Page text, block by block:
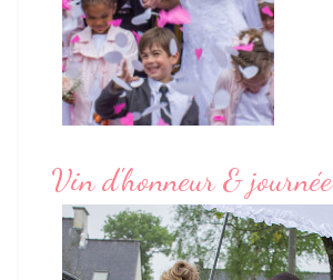
Vin d'honneur & journée